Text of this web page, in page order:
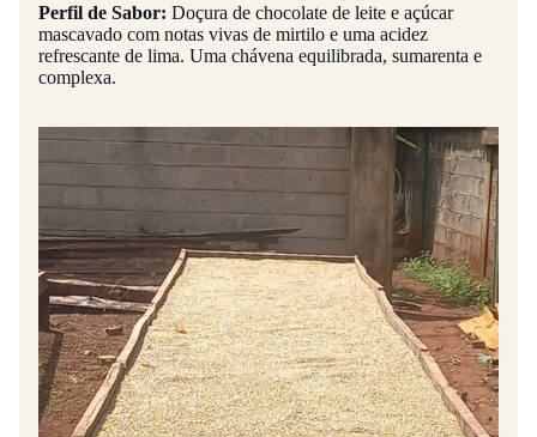
Perfil de Sabor: Doçura de chocolate de leite e açúcar
mascavado com notas vivas de mirtilo e uma acidez
refrescante de lima. Uma chávena equilibrada, sumarenta e
complexa.